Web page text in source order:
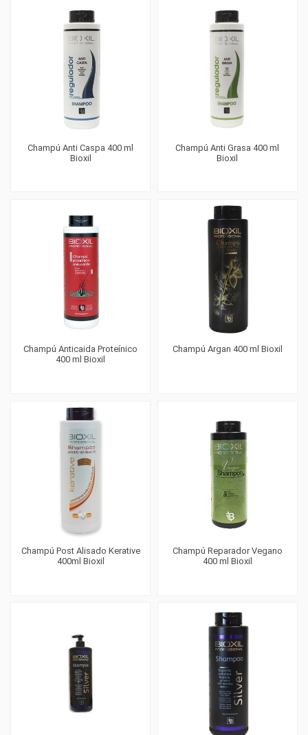
Champú Anti Caspa 400 ml
Bioxil
Champú Anti Grasa 400 ml
Bioxil
Champú Anticaida Proteínico
400 ml Bioxil
Champú Argan 400 ml Bioxil
Champú Post Alisado Kerative
400ml Bioxil
Champú Reparador Vegano
400 ml Bioxil